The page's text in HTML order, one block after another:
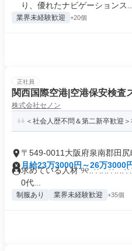
り、優れたナビゲーションス...
業界未経験歓迎 +20個
正社員
関西国際空港|空港保安検査
株式会社セノン
＜社会人歴不問＆第二新卒歓迎
〒549-0011大阪府泉南郡田尻
月給23万3000円～26万3000
求めている人材
0代...
制服あり 業界未経験歓迎 +35個